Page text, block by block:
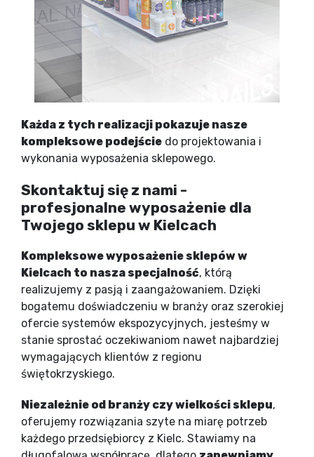
Każda z tych realizacji pokazuje nasze
kompleksowe podejście do projektowania i
wykonania wyposażenia sklepowego.
Skontaktuj się z nami -
profesjonalne wyposażenie dla
Twojego sklepu w Kielcach
Kompleksowe wyposażenie sklepów w
Kielcach to nasza specjalność, którą
realizujemy z pasją i zaangażowaniem. Dzięki
bogatemu doświadczeniu w branży oraz szerokiej
ofercie systemów ekspozycyjnych, jesteśmy w
stanie sprostać oczekiwaniom nawet najbardziej
wymagających klientów z regionu
świętokrzyskiego.
Niezależnie od branży czy wielkości sklepu,
oferujemy rozwiązania szyte na miarę potrzeb
każdego przedsiębiorcy z Kielc. Stawiamy na